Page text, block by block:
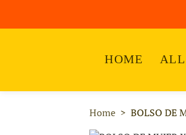
HOME ALL
Home BOLSO DE